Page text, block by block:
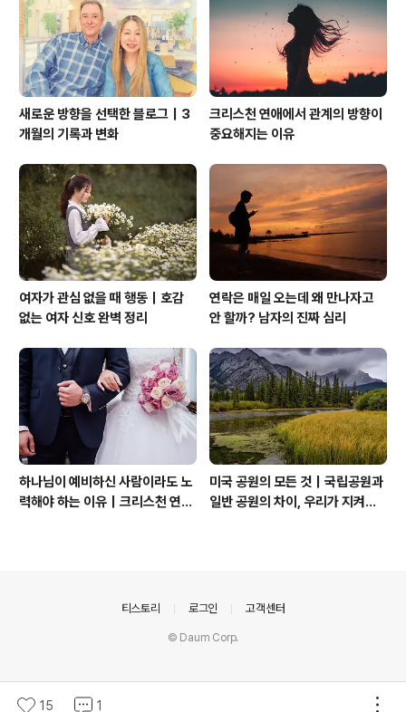
새로운 방향을 선택한 블로그｜3
개월의 기록과 변화
크리스천 연애에서 관계의 방향이
중요해지는 이유
여자가 관심 없을 때 행동｜호감
없는 여자 신호 완벽 정리
연락은 매일 오는데 왜 만나자고
안 할까? 남자의 진짜 심리
하나님이 예비하신 사람이라도 노
력해야 하는 이유｜크리스천 연애
미국 공원의 모든 것｜국립공원과
일반 공원의 차이, 우리가 지켜야
15 1
티스토리 로그인 고객센터
© Daum Corp.